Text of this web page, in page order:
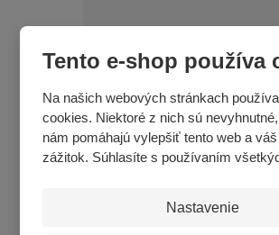
Tento e-shop používa
Na našich webových stránkach
cookies. Niektoré z nich sú
nám pomáhajú vylepšiť tento web a
zážitok. Súhlasíte s používaním
Nastavenie
Gymnastická lopta - priemer 55 cm,